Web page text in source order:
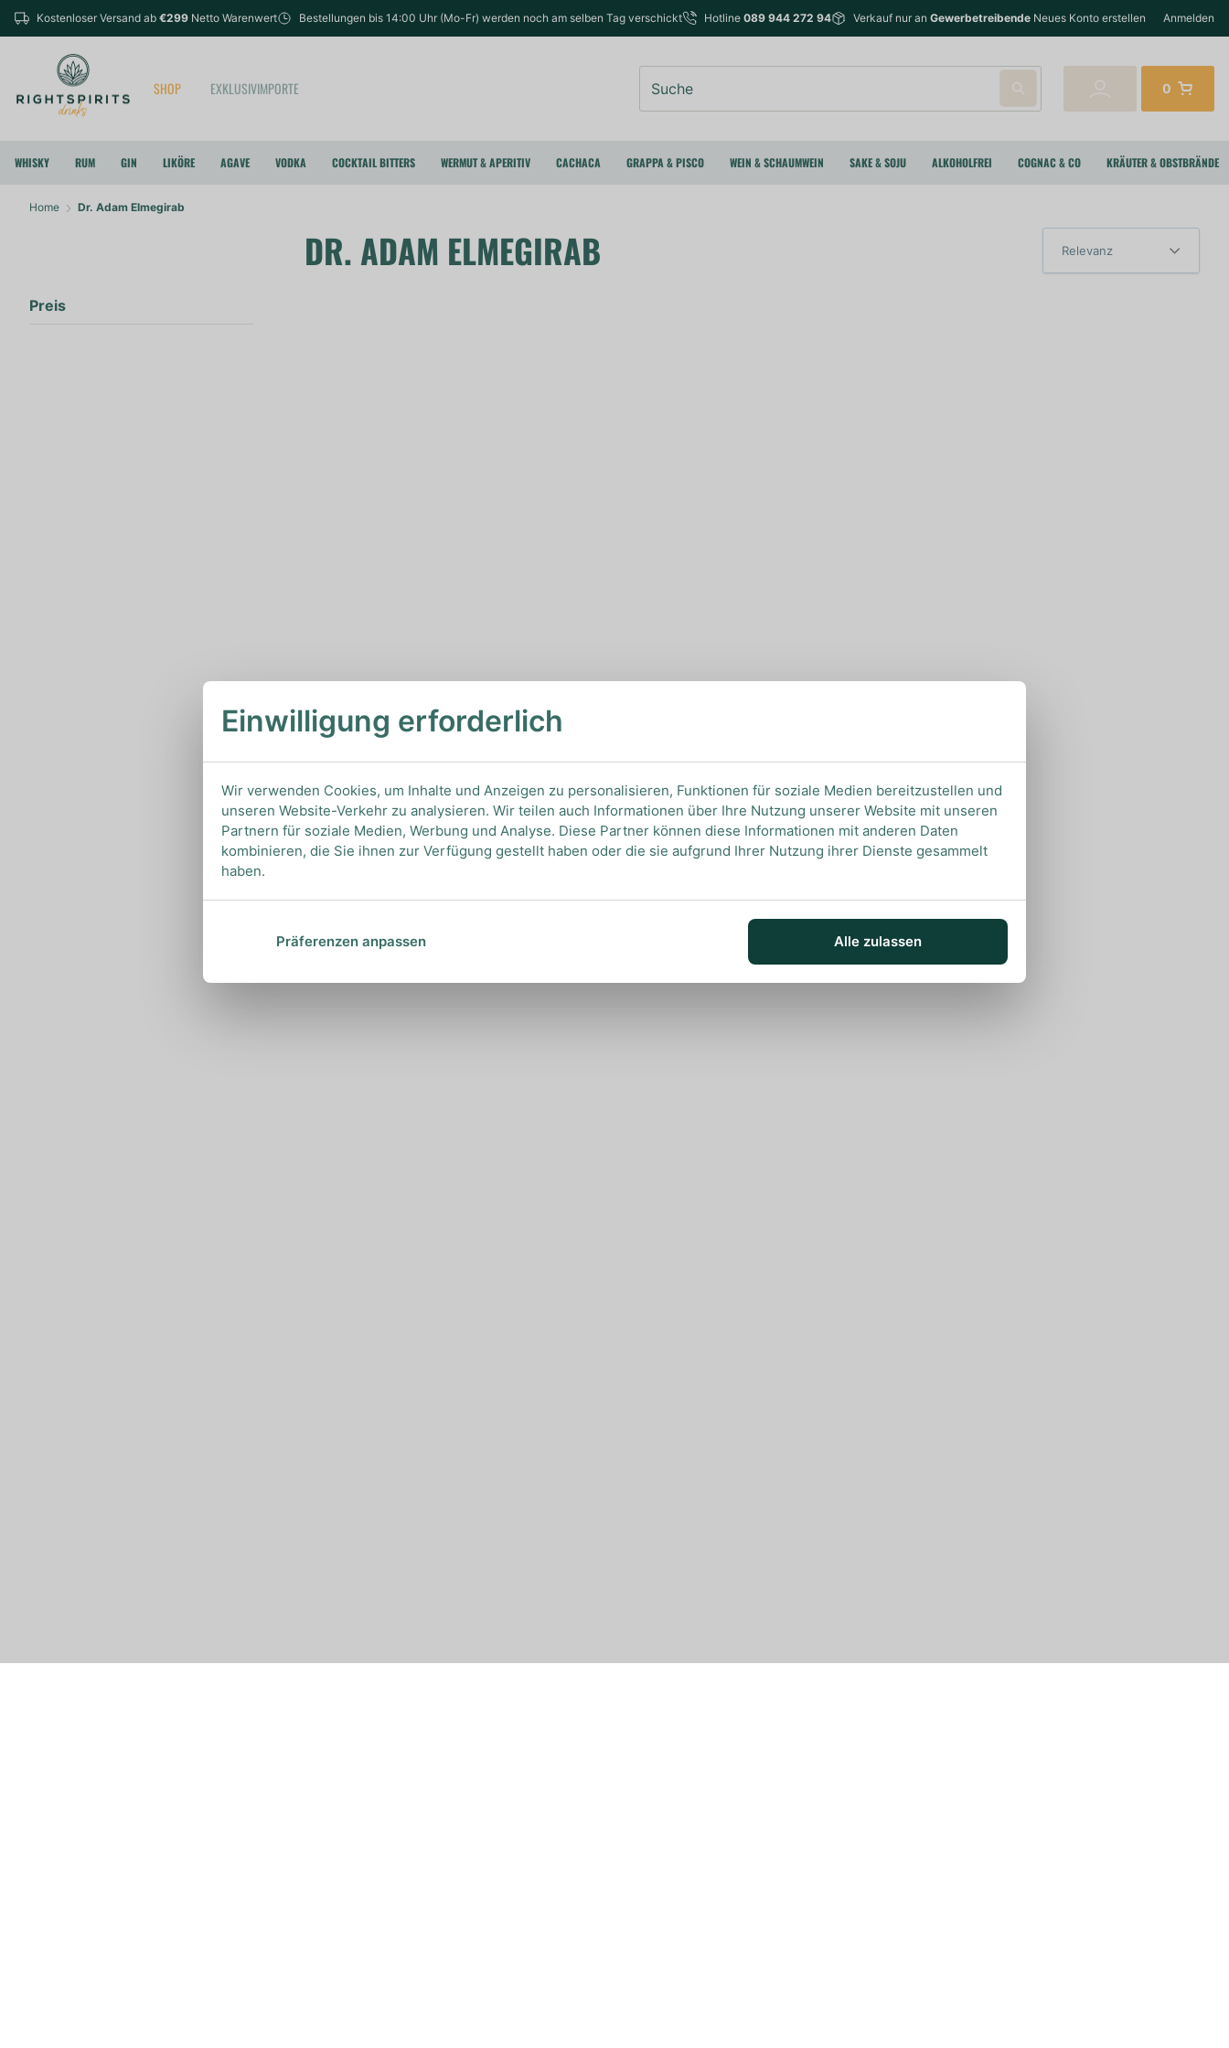
Kostenloser Versand ab €299 Netto Warenwert Bestellungen bis 14:00 Uhr (Mo-Fr) werden noch am selben Tag verschickt Hotline 089 944 272 94 Verkauf nur an Gewerbetreibende Neues Konto erstellen Anmelden
SHOP EXKLUSIVIMPORTE 0
WHISKY RUM GIN LIKÖRE AGAVE VODKA COCKTAIL BITTERS WERMUT & APERITIV CACHACA GRAPPA & PISCO WEIN & SCHAUMWEIN SAKE & SOJU ALKOHOLFREI COGNAC & CO KRÄUTER & OBSTBRÄNDE
Home Dr. Adam Elmegirab
Preis
DR. ADAM ELMEGIRAB
Einwilligung erforderlich
Wir verwenden Cookies, um Inhalte und Anzeigen zu personalisieren, Funktionen für soziale Medien bereitzustellen und
unseren Website-Verkehr zu analysieren. Wir teilen auch Informationen über Ihre Nutzung unserer Website mit unseren
Partnern für soziale Medien, Werbung und Analyse. Diese Partner können diese Informationen mit anderen Daten
kombinieren, die Sie ihnen zur Verfügung gestellt haben oder die sie aufgrund Ihrer Nutzung ihrer Dienste gesammelt
haben.
Präferenzen anpassen Alle zulassen